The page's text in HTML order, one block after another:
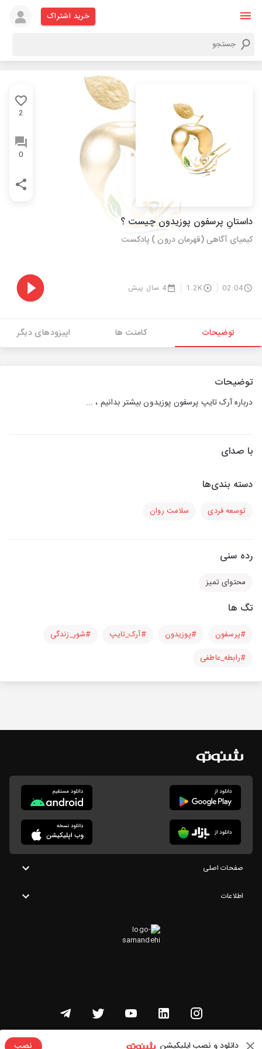
خرید اشتراک
2
0
داستانِ پرسفون پوزیدون چیست ؟
کیمیای آگاهی (قهرمان درون ) پادکست
02:04
1.2K 4 سال پیش
توضیحات کامنت ها اپیزودهای دیگر
توضیحات
درباره آرک تایپ پرسفون پوزیدون بیشتر بدانیم ، ...
با صدای
دسته بندی‌ها
توسعه فردی سلامت روان
رده سنی
محتوای تمیز
تگ ها
#پرسفون #پوزیدون #آرک_تایپ
#شور_زندگی
#رابطه_عاطفی
دانلود و نصب اپلیکیشن نصب
صفحات اصلی
اطلاعات
تمامی حقوق این وبسایت متعلق به شنوتو است